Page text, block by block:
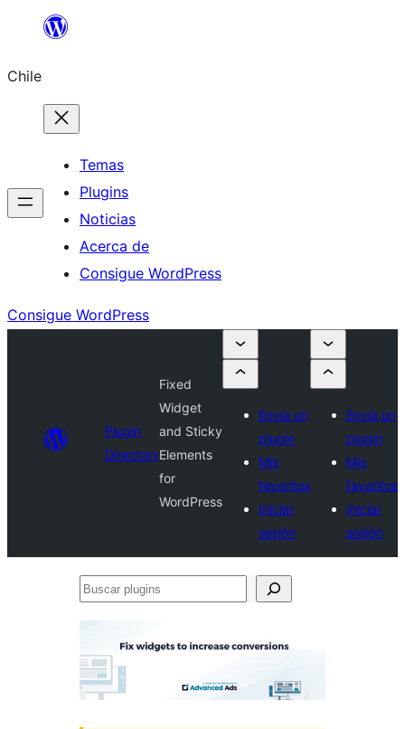
Saltar
contenido
Chile
Temas
Plugins
Noticias
Acerca de
Consigue WordPress
Consigue WordPress
Plugin
Directory
Fixed
Widget
and Sticky
Elements
for
WordPress
Envía un
plugin
Mis
favoritos
Iniciar
sesión
Envía un
plugin
Mis
favoritos
Iniciar
sesión
Buscar